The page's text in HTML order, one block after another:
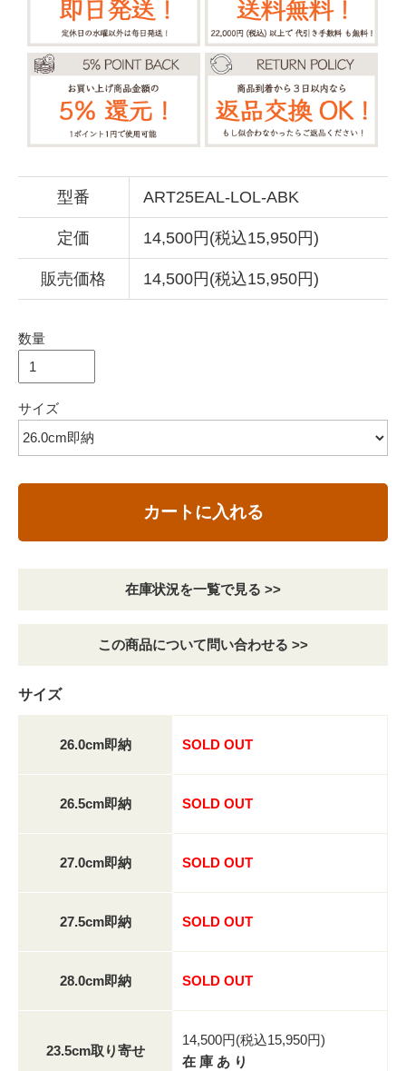
型番 ART25EAL-LOL-ABK
定価 14,500円(税込15,950円)
販売価格 14,500円(税込15,950円)
数量
サイズ
カートに入れる
在庫状況を一覧で見る >>
この商品について問い合わせる >>
サイズ
26.0cm即納 SOLD OUT
26.5cm即納 SOLD OUT
27.0cm即納 SOLD OUT
27.5cm即納 SOLD OUT
28.0cm即納 SOLD OUT
23.5cm取り寄せ
14,500円(税込15,950円)
在 庫 あ り